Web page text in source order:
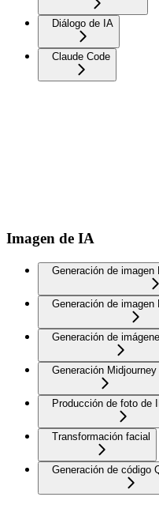
Diálogo de IA
Claude Code
Imagen de IA
Generación de imagen
Generación de imagen
Generación de
Generación Midjourney
Producción de foto de
Transformación facial
Generación de código